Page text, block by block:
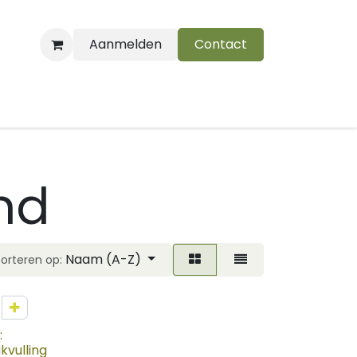
Aanmelden
Contact
op: Naam (A-Z)